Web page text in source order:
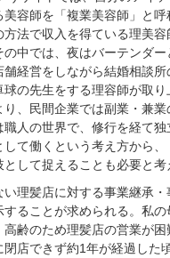
容師を「複業美容師」と呼
法で収入を得ている理美容
の中では、夜はバーテンダー
経営をしながら結婚相談
の先生をする理容師が取
、民間企業では副業・兼業
職人の世界で、修行を経て独
して働くという考え方から、
して捉えることも必要と考
い理髪店に対する事業継承
ることが求められる。私
高齢のため理髪店の営業が困
店できず約1年が経過した